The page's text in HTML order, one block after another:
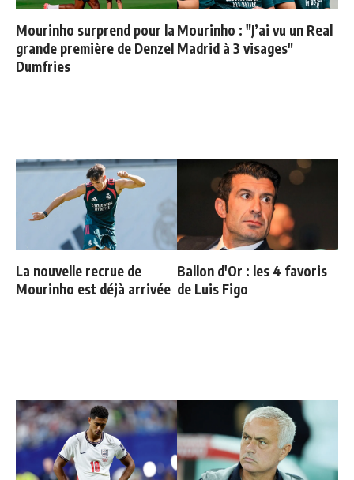
Mourinho surprend pour la
grande première de Denzel
Dumfries
Mourinho : "J’ai vu un Real
Madrid à 3 visages"
La nouvelle recrue de
Mourinho est déjà arrivée
Ballon d'Or : les 4 favoris
de Luis Figo